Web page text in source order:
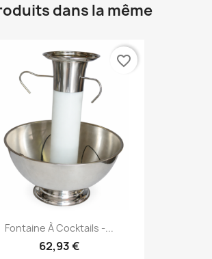
dans la même
Fontaine À Cocktails -...
62,93 €
favorite_border